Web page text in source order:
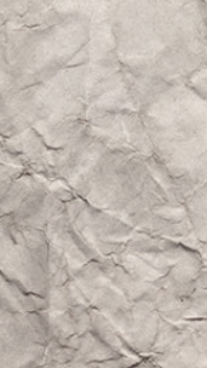
Urejanje fotografij